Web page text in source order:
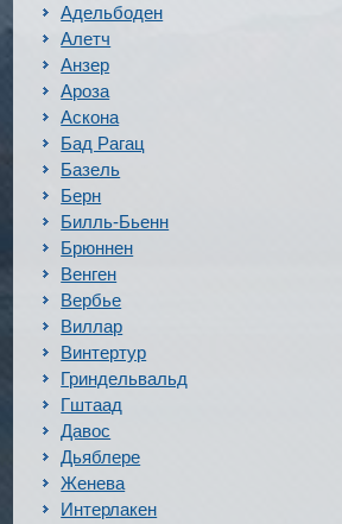
Адельбоден
Алетч
Анзер
Ароза
Аскона
Бад Рагац
Базель
Берн
Билль-Бьенн
Брюннен
Венген
Вербье
Виллар
Винтертур
Гриндельвальд
Гштаад
Давос
Дьяблере
Женева
Интерлакен